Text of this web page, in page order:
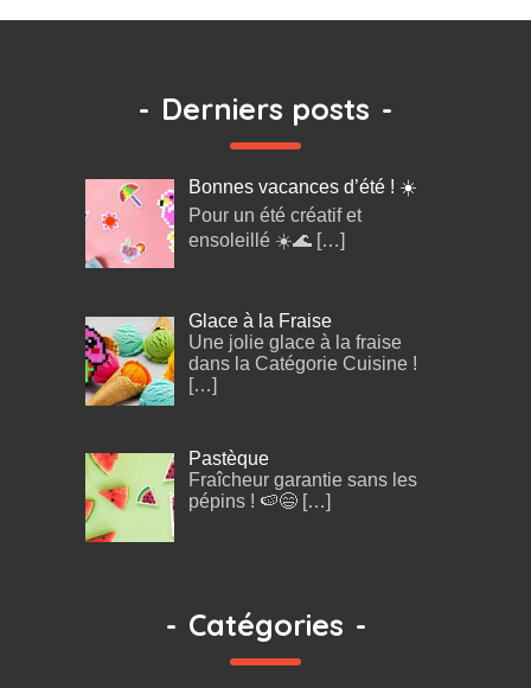
- Derniers posts -
Bonnes vacances d’été ! ☀️
Pour un été créatif et
ensoleillé ☀️🌊 […]
Glace à la Fraise
Une jolie glace à la fraise
dans la Catégorie Cuisine !
[…]
Pastèque
Fraîcheur garantie sans les
pépins ! 🍉😄 […]
- Catégories -